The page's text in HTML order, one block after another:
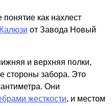
понятие как нахлест
от Завода Новый
и верхняя полки,
стороны забора. Это
Они
жесткости, и местом